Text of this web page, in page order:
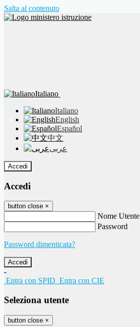
Salta al contenuto
Italiano
Italiano
English
Español
中文
عربى
Accedi
Accedi
button close ×
Nome Utente
Password
Password dimenticata?
-
Entra con SPID Entra con CIE
Seleziona utente
button close ×